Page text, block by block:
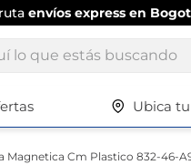
envíos express en
estás buscando
Ubica
Magnetica Cm Plastico 832-46-
Términos más